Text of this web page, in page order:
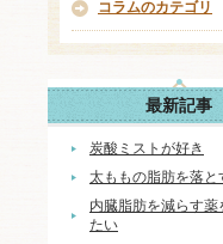
コラムのカテゴリ
最新記事
炭酸ミストが好き
太ももの脂肪を落と
内臓脂肪を減らす薬
たい